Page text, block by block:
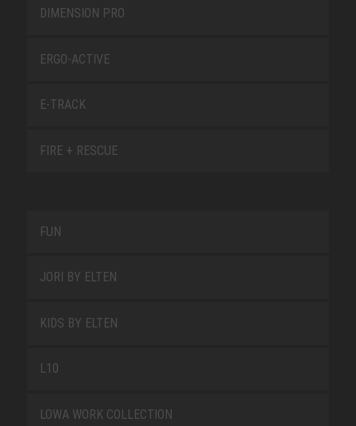
DIMENSION PRO
ERGO-ACTIVE
E-TRACK
FIRE + RESCUE
FUN
JORI BY ELTEN
KIDS BY ELTEN
L10
LOWA WORK COLLECTION